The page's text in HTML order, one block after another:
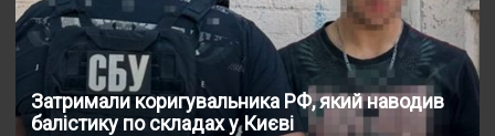
Затримали коригувальника РФ, який наводив
балістику по складах у Києві